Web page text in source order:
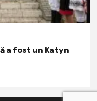
a fost un Katyn